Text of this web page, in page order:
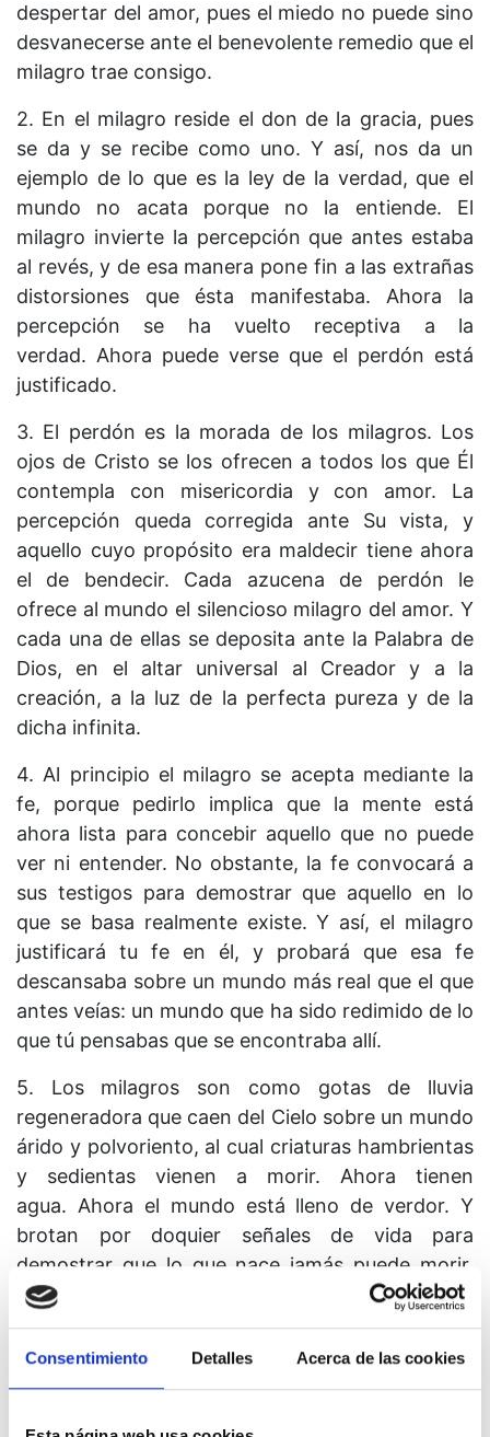
Consentimiento Detalles Acerca de las cookies
despertar del amor, pues el miedo no puede sino
desvanecerse ante el benevolente remedio que el
milagro trae consigo.
2. En el milagro reside el don de la gracia, pues
se da y se recibe como uno. Y así, nos da un
ejemplo de lo que es la ley de la verdad, que el
mundo no acata porque no la entiende. El
milagro invierte la percepción que antes estaba
al revés, y de esa manera pone fin a las extrañas
distorsiones que ésta manifestaba. Ahora la
percepción se ha vuelto receptiva a la
verdad. Ahora puede verse que el perdón está
justificado.
3. El perdón es la morada de los milagros. Los
ojos de Cristo se los ofrecen a todos los que Él
contempla con misericordia y con amor. La
percepción queda corregida ante Su vista, y
aquello cuyo propósito era maldecir tiene ahora
el de bendecir. Cada azucena de perdón le
ofrece al mundo el silencioso milagro del amor. Y
cada una de ellas se deposita ante la Palabra de
Dios, en el altar universal al Creador y a la
creación, a la luz de la perfecta pureza y de la
dicha infinita.
4. Al principio el milagro se acepta mediante la
fe, porque pedirlo implica que la mente está
ahora lista para concebir aquello que no puede
ver ni entender. No obstante, la fe convocará a
sus testigos para demostrar que aquello en lo
que se basa realmente existe. Y así, el milagro
justificará tu fe en él, y probará que esa fe
descansaba sobre un mundo más real que el que
antes veías: un mundo que ha sido redimido de lo
que tú pensabas que se encontraba allí.
5. Los milagros son como gotas de lluvia
regeneradora que caen del Cielo sobre un mundo
árido y polvoriento, al cual criaturas hambrientas
y sedientas vienen a morir. Ahora tienen
agua. Ahora el mundo está lleno de verdor. Y
brotan por doquier señales de vida para
demostrar que lo que nace jamás puede morir,
pues lo que tiene vida es inmortal.